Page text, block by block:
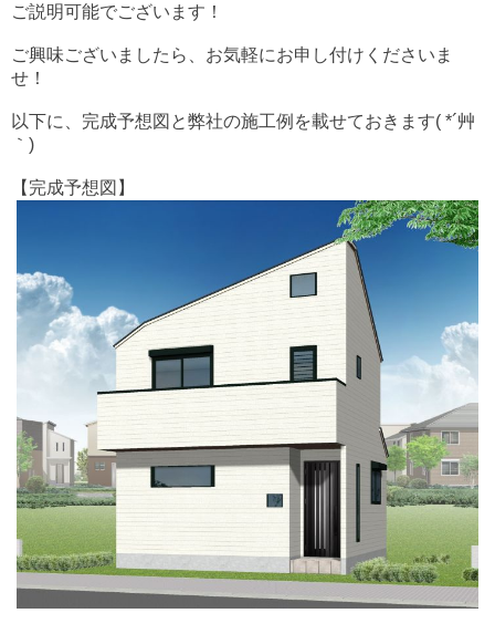
ご説明可能でございます！
ご興味ございましたら、お気軽にお申し付けくださいま
せ！
以下に、完成予想図と弊社の施工例を載せておきます( *´艸
｀)
【完成予想図】